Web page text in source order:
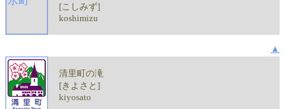
[こしみず]
koshimizu
▲
清里町の滝
[きよさと]
kiyosato